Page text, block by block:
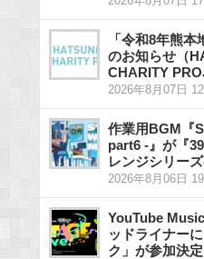
「令和8年熊
のお知らせ（
CHARITY
2026年8月07日
作業用BGM『
part6 -』が『
レンジシリー
2026年8月06日
YouTube
ッドライナー
ク」が参加決定